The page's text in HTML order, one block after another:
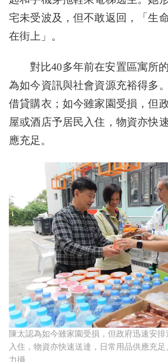
宅未受波及，但不敢返回，「生
在街上」。
對比40多年前在安置區寓所
為如今資訊與社會資源充裕得多
借貸購衣；如今雖家園受損，但
屋或酒店予居民入住，物資亦快
應充足。
陳太認為如今雖家園受損，但政府迅速安
入住，物資亦快速送達，日常用品供應充
力攝